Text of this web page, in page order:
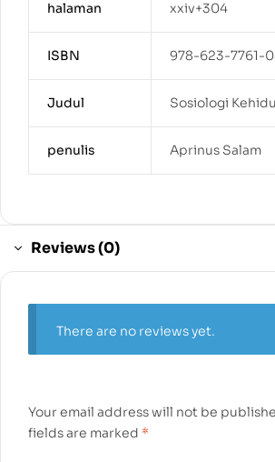
halaman xxiv+304
ISBN 978-623-7761-
Judul Sosiologi
penulis Aprinus Salam
Reviews (0)
There are no reviews yet.
Your email address will not be
fields are marked *